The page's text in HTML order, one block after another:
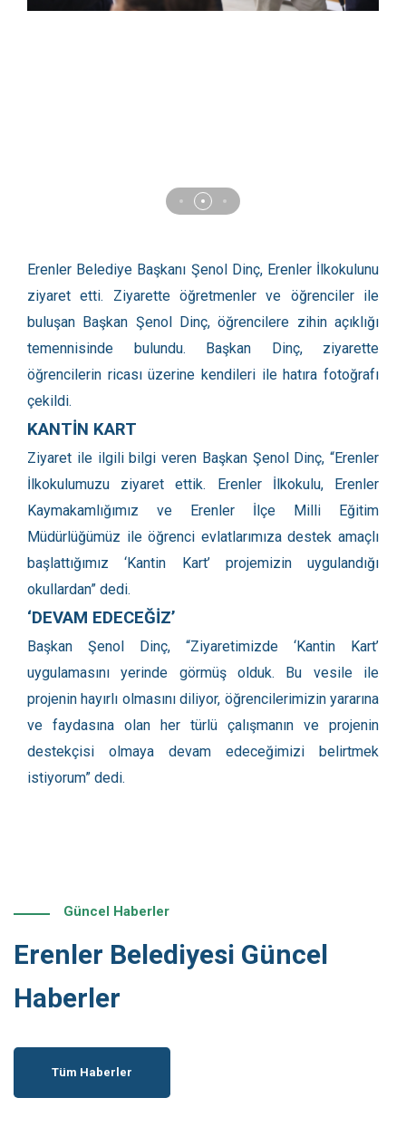
Erenler Belediye Başkanı Şenol Dinç, Erenler İlkokulunu
ziyaret etti. Ziyarette öğretmenler ve öğrenciler ile
buluşan Başkan Şenol Dinç, öğrencilere zihin açıklığı
temennisinde bulundu. Başkan Dinç, ziyarette
öğrencilerin ricası üzerine kendileri ile hatıra fotoğrafı
çekildi.
KANTİN KART
Ziyaret ile ilgili bilgi veren Başkan Şenol Dinç, “Erenler
İlkokulumuzu ziyaret ettik. Erenler İlkokulu, Erenler
Kaymakamlığımız ve Erenler İlçe Milli Eğitim
Müdürlüğümüz ile öğrenci evlatlarımıza destek amaçlı
başlattığımız ‘Kantin Kart’ projemizin uygulandığı
okullardan” dedi.
‘DEVAM EDECEĞİZ’
Başkan Şenol Dinç, “Ziyaretimizde ‘Kantin Kart’
uygulamasını yerinde görmüş olduk. Bu vesile ile
projenin hayırlı olmasını diliyor, öğrencilerimizin yararına
ve faydasına olan her türlü çalışmanın ve projenin
destekçisi olmaya devam edeceğimizi belirtmek
istiyorum” dedi.
Güncel Haberler
Erenler Belediyesi Güncel
Haberler
Tüm Haberler